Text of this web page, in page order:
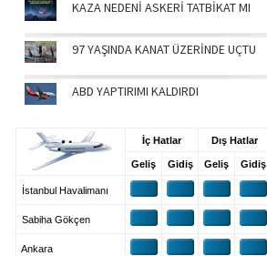
KAZA NEDENİ ASKERİ TATBİKAT MI
97 YAŞINDA KANAT ÜZERİNDE UÇTU
ABD YAPTIRIMI KALDIRDI
İç Hatlar Dış Hatlar
Geliş Gidiş Geliş Gidiş
İstanbul Havalimanı
Sabiha Gökçen
Ankara